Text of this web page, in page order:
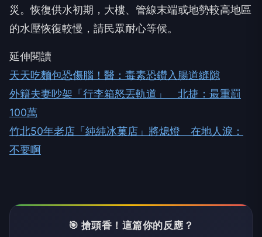
災。恢復供水初期，大樓、管線末端或地勢較高地區
的水壓恢復較慢，請民眾耐心等候。
延伸閱讀
天天吃麵包恐傷腦！醫：毒素恐鑽入腸道縫隙
外籍夫妻吵架「行李箱怒丟軌道」 北捷：最重罰
100萬
竹北50年老店「純純冰菓店」將熄燈 在地人淚：
不要啊
🎯 搶頭香！這篇你的反應？